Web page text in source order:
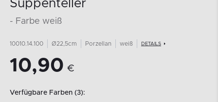
Suppenteller
- Farbe weiß
10010.14.100 Ø22,5cm Porzellan weiß DETAILS
10,90 €
Verfügbare Farben (3):